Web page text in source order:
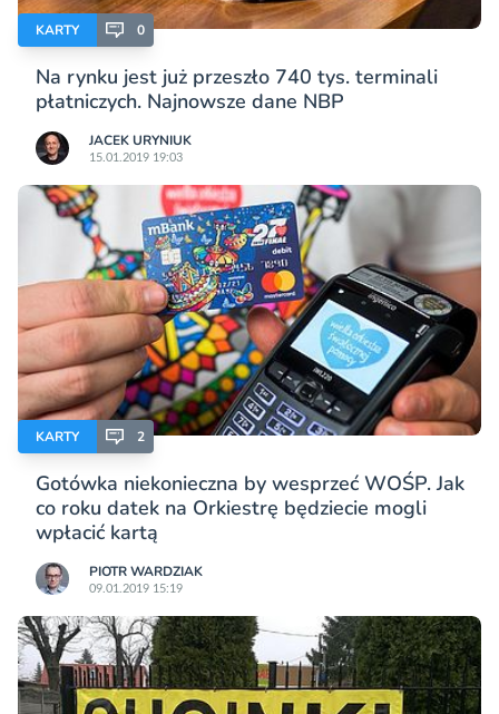
KARTY 0
Na rynku jest już przeszło 740 tys. terminali
płatniczych. Najnowsze dane NBP
JACEK URYNIUK
15.01.2019 19:03
KARTY 2
Gotówka niekonieczna by wesprzeć WOŚP. Jak
co roku datek na Orkiestrę będziecie mogli
wpłacić kartą
PIOTR WARDZIAK
09.01.2019 15:19